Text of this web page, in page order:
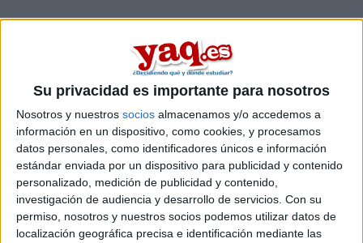
Su privacidad es importante para nosotros
Nosotros y nuestros socios almacenamos y/o accedemos a
información en un dispositivo, como cookies, y procesamos
datos personales, como identificadores únicos e información
estándar enviada por un dispositivo para publicidad y contenido
personalizado, medición de publicidad y contenido,
investigación de audiencia y desarrollo de servicios. Con su
permiso, nosotros y nuestros socios podemos utilizar datos de
localización geográfica precisa e identificación mediante las
Comentarios
26 de agosto, 2007 - 22:20
ihcnoc
Desconectado